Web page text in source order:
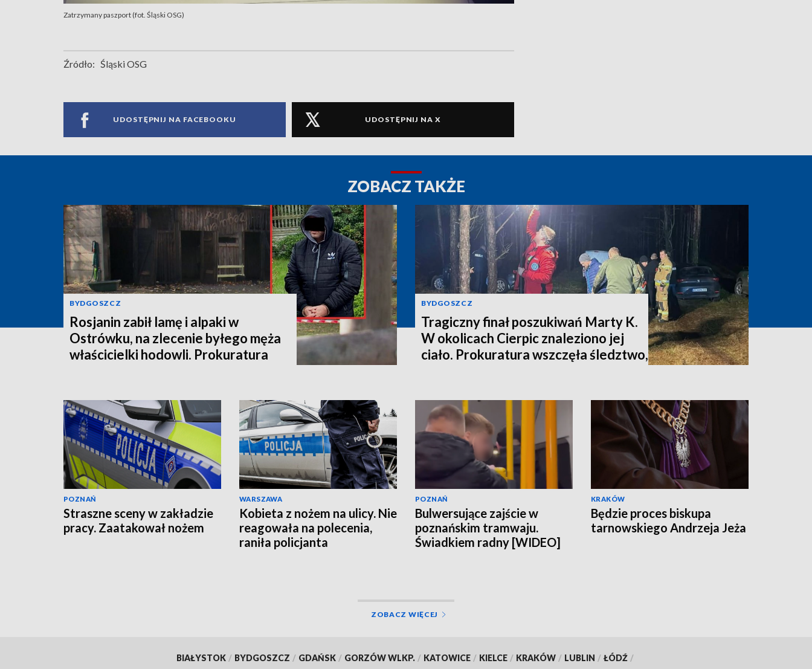
Zatrzymany paszport (fot. Śląski OSG)
Źródło: Śląski OSG
UDOSTĘPNIJ NA FACEBOOKU UDOSTĘPNIJ NA X
ZOBACZ TAKŻE
BYDGOSZCZ
Rosjanin zabił lamę i alpaki w
Ostrówku, na zlecenie byłego męża
właścicielki hodowli. Prokuratura
BYDGOSZCZ
Tragiczny finał poszukiwań Marty K.
W okolicach Cierpic znaleziono jej
ciało. Prokuratura wszczęła śledztwo,
POZNAŃ
Straszne sceny w zakładzie
pracy. Zaatakował nożem
WARSZAWA
Kobieta z nożem na ulicy. Nie
reagowała na polecenia,
raniła policjanta
POZNAŃ
Bulwersujące zajście w
poznańskim tramwaju.
Świadkiem radny [WIDEO]
KRAKÓW
Będzie proces biskupa
tarnowskiego Andrzeja Jeża
ZOBACZ WIĘCEJ
BIAŁYSTOK / BYDGOSZCZ / GDAŃSK / GORZÓW WLKP. / KATOWICE / KIELCE / KRAKÓW / LUBLIN / ŁÓDŹ /